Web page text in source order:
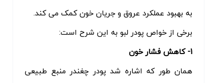
به بهبود عملکرد عروق و جریان خون کمک می کند.
برخی از خواص پودر لبو به این شرح است:
1- کاهش فشار خون
همان طور که اشاره شد پودر چغندر منبع طبیعی